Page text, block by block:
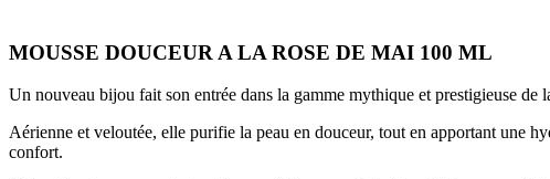
MOUSSE DOUCEUR A LA ROSE DE MAI 100 ML
Un nouveau bijou fait son entrée dans la gamme mythique et prestigieuse
Aérienne et veloutée, elle purifie la peau en douceur, tout en apportant une
confort.